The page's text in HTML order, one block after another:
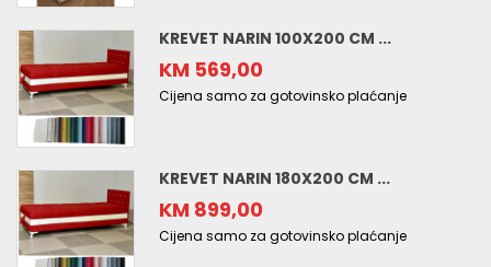
KREVET NARIN 100X200 CM ...
KM 569,00
Cijena samo za gotovinsko plaćanje
KREVET NARIN 180X200 CM ...
KM 899,00
Cijena samo za gotovinsko plaćanje